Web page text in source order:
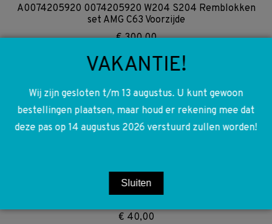
A0074205920 0074205920 W204 S204 Remblokken
set AMG C63 Voorzijde
€300,00
A2710521016 2710521016 R171 W203 W204 W209 W211
M271 Kettinggeleider
€7,50
A2043203889 2043203889 A2043203789
2043203789 W204 W207 Stabilisator stang stangen
€ 40,00
VAKANTIE!
Wij zijn gesloten t/m 13 augustus. U kunt gewoon
bestellingen plaatsen, maar houd er rekening mee dat
deze pas op 14 augustus 2026 verstuurd zullen worden!
Sluiten